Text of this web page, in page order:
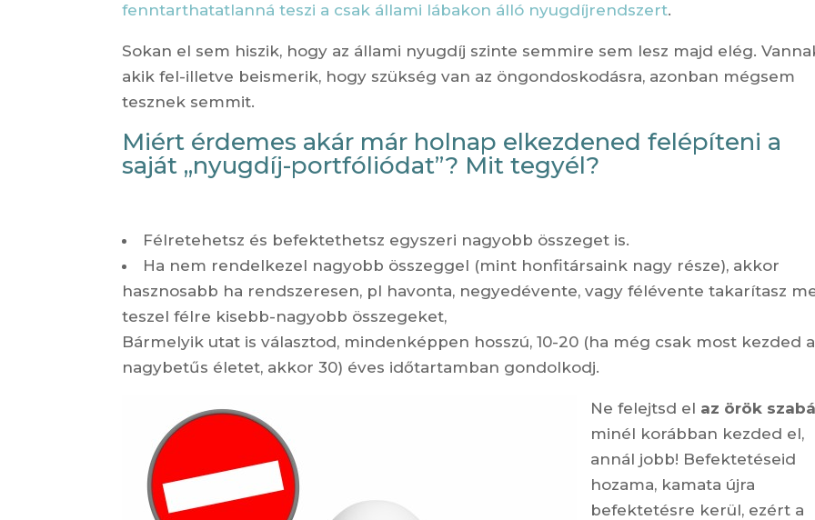
fenntarthatatlanná teszi a csak állami lábakon álló nyugdíjrendszert.
Sokan el sem hiszik, hogy az állami nyugdíj szinte semmire sem lesz majd elég.
akik fel-illetve beismerik, hogy szükség van az öngondoskodásra, azonban mégsem
tesznek semmit.
Miért érdemes akár már holnap elkezdened felépíteni a
saját „nyugdíj-portfóliódat”? Mit tegyél?
Félretehetsz és befektethetsz egyszeri nagyobb összeget is.
Ha nem rendelkezel nagyobb összeggel (mint honfitársaink nagy része), akkor
hasznosabb ha rendszeresen, pl havonta, negyedévente, vagy félévente takarítasz
teszel félre kisebb-nagyobb összegeket,
Bármelyik utat is választod, mindenképpen hosszú, 10-20 (ha még csak most kezded a
nagybetűs életet, akkor 30) éves időtartamban gondolkodj.
Ne felejtsd el az örök
minél korábban kezded el,
annál jobb! Befektetéseid
hozama, kamata újra
befektetésre kerül, ezért a